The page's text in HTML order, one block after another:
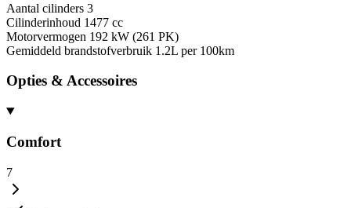
Aantal cilinders 3
Cilinderinhoud 1477 cc
Motorvermogen 192 kW (261 PK)
Gemiddeld brandstofverbruik 1.2L per 100km
Opties & Accessoires
Comfort
7